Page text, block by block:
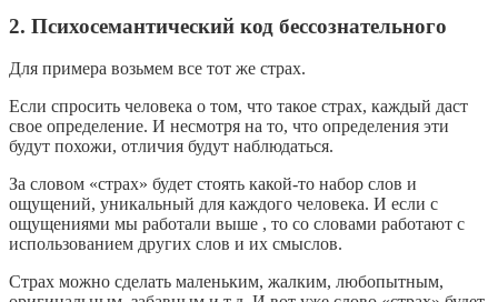
2. Психосемантический код бессознательного
Для примера возьмем все тот же страх.
Если спросить человека о том, что такое страх, каждый даст
свое определение. И несмотря на то, что определения эти
будут похожи, отличия будут наблюдаться.
За словом «страх» будет стоять какой-то набор слов и
ощущений, уникальный для каждого человека. И если с
ощущениями мы работали выше , то со словами работают с
использованием других слов и их смыслов.
Страх можно сделать маленьким, жалким, любопытным,